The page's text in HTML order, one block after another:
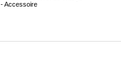
- Accessoire